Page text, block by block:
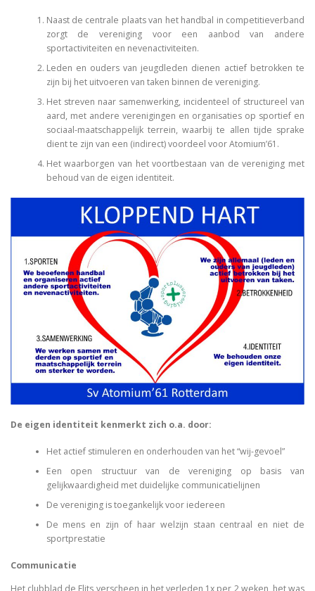
Naast de centrale plaats van het handbal in competitieverband
zorgt de vereniging voor een aanbod van andere
sportactiviteiten en nevenactiviteiten.
Leden en ouders van jeugdleden dienen actief betrokken te
zijn bij het uitvoeren van taken binnen de vereniging.
Het streven naar samenwerking, incidenteel of structureel van
aard, met andere verenigingen en organisaties op sportief en
sociaal-maatschappelijk terrein, waarbij te allen tijde sprake
dient te zijn van een (indirect) voordeel voor Atomium’61.
Het waarborgen van het voortbestaan van de vereniging met
behoud van de eigen identiteit.
De eigen identiteit kenmerkt zich o.a. door:
Het actief stimuleren en onderhouden van het “wij-gevoel”
Een open structuur van de vereniging op basis van
gelijkwaardigheid met duidelijke communicatielijnen
De vereniging is toegankelijk voor iedereen
De mens en zijn of haar welzijn staan centraal en niet de
sportprestatie
Communicatie